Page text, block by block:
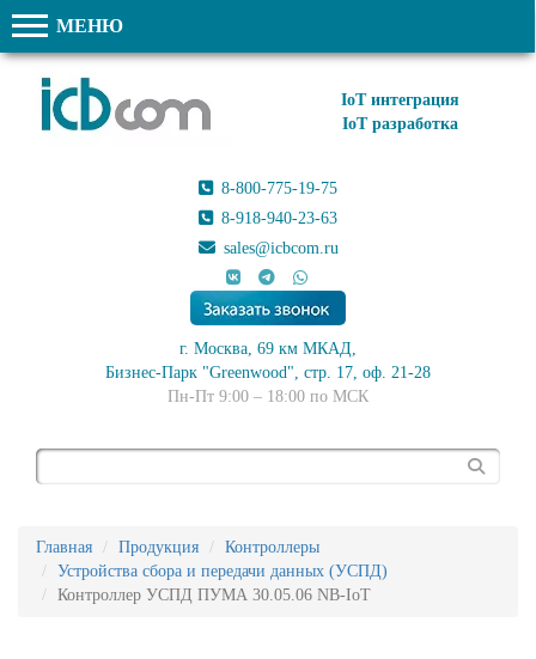
МЕНЮ
IoT интеграция
IoT разработка
8-800-775-19-75
8-918-940-23-63
sales@icbcom.ru
г. Москва, 69 км МКАД,
Бизнес-Парк "Greenwood", стр. 17, оф. 21-28
Пн-Пт 9:00 – 18:00 по МСК
Главная Продукция
Контроллеры
Устройства сбора и передачи данных (УСПД)
Контроллер УСПД ПУМА 30.05.06 NB-IoT